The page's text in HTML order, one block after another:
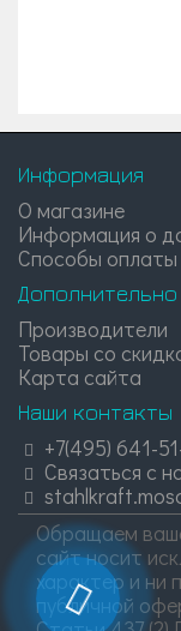
Информация
О магазине
Информация о
Способы оплаты
Дополнительно
Производители
Товары со
Карта сайта
Наши контакты
+7(495) 641-
Связаться с
Обращаем
сайт носит
характер и ни
публичной